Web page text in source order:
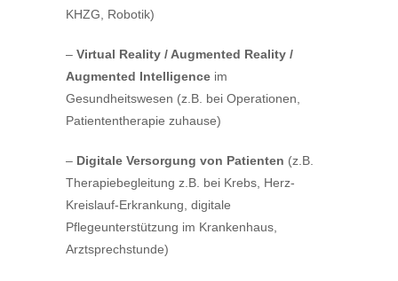
KHZG, Robotik)
– Virtual Reality / Augmented Reality /
Augmented Intelligence im
Gesundheitswesen (z.B. bei Operationen,
Patiententherapie zuhause)
– Digitale Versorgung von Patienten (z.B.
Therapiebegleitung z.B. bei Krebs, Herz-
Kreislauf-Erkrankung, digitale
Pflegeunterstützung im Krankenhaus,
Arztsprechstunde)